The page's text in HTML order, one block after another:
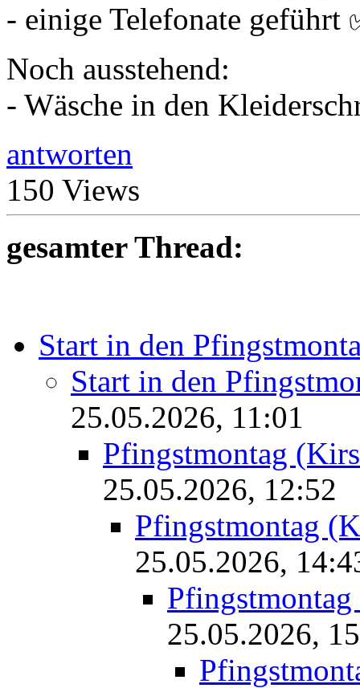
- einige Telefonate geführt
Noch ausstehend:
- Wäsche in den
antworten
150 Views
gesamter Thread:
Start in den
Start in den
25.05.2026, 11:01
Pfingstmontag
25.05.2026, 12:52
Pfingstmontag
25.05.2026,
25.05.2026,